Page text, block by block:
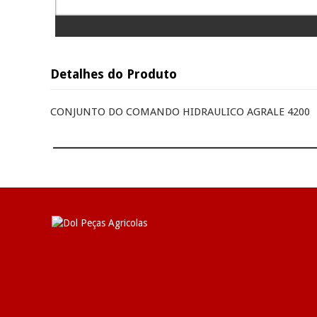
Detalhes do Produto
CONJUNTO DO COMANDO HIDRAULICO AGRALE 4200